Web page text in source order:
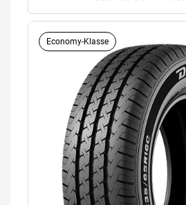
Economy-Klasse